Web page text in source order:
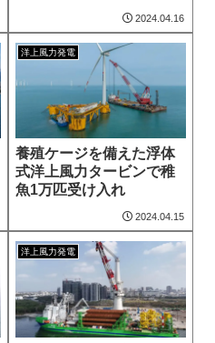
2024.04.16
洋上風力発電
養殖ケージを備えた浮体
式洋上風力タービンで稚
魚1万匹受け入れ
2024.04.15
洋上風力発電